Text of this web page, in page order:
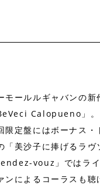
モールルギャバンの新
Calopueno」。
限定盤にはボーナス・
「美沙子に捧げるラヴ
vouz」ではラ
ンによるコーラスも